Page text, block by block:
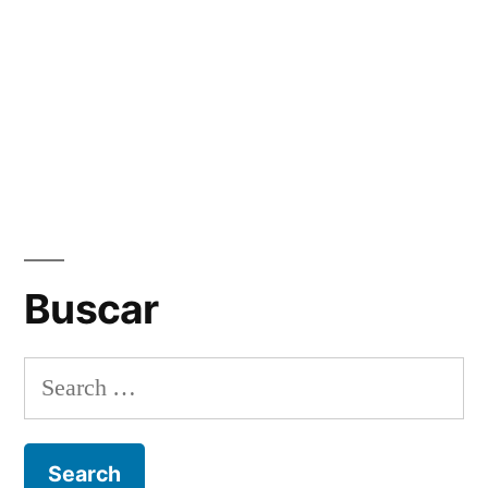
Buscar
Search
for: